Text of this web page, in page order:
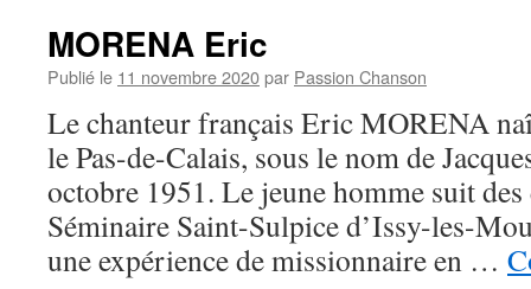
MORENA Eric
Publié le 11 novembre 2020par Passion Chanson
Le chanteur français Eric MORENA
le Pas-de-Calais, sous le nom de
octobre 1951. Le jeune homme suit
Séminaire Saint-Sulpice d’Issy-les-
une expérience de missionnaire en …